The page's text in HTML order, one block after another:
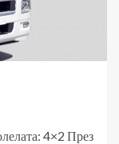
4×2 През